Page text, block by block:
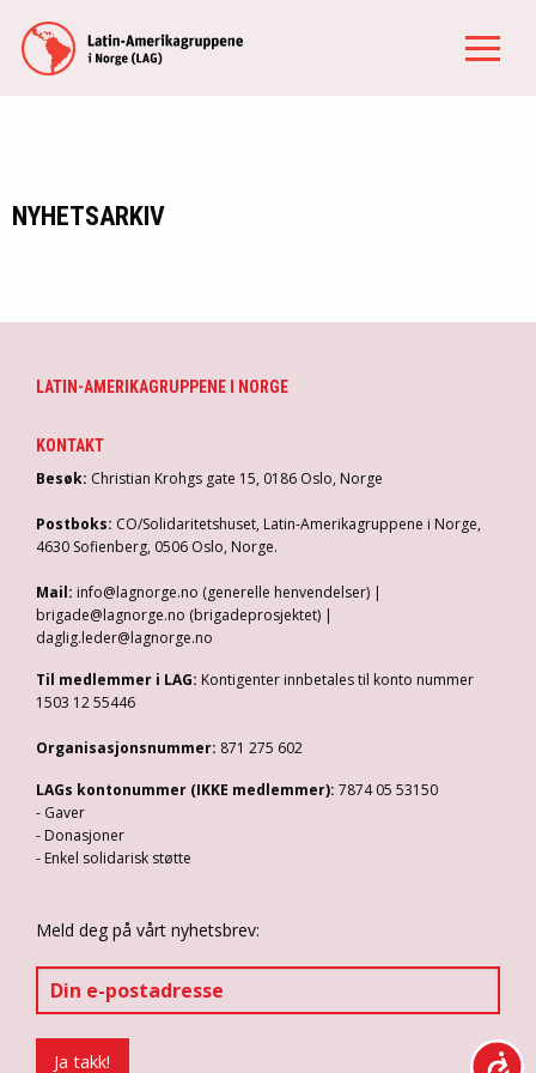
NYHETSARKIV
LATIN-AMERIKAGRUPPENE I NORGE
KONTAKT
Besøk: Christian Krohgs gate 15, 0186 Oslo, Norge
Postboks: CO/Solidaritetshuset, Latin-Amerikagruppene i Norge,
4630 Sofienberg, 0506 Oslo, Norge.
Mail: info@lagnorge.no (generelle henvendelser) |
brigade@lagnorge.no (brigadeprosjektet) |
daglig.leder@lagnorge.no
Til medlemmer i LAG: Kontigenter innbetales til konto nummer
1503 12 55446
Organisasjonsnummer: 871 275 602
LAGs kontonummer (IKKE medlemmer): 7874 05 53150
- Gaver
- Donasjoner
- Enkel solidarisk støtte
Meld deg på vårt nyhetsbrev: